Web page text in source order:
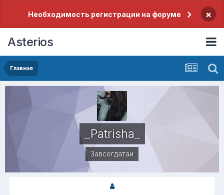
Необходимость регистрации на форуме ×
Asterios
Главная
_Patrisha_
Завсегдатаи